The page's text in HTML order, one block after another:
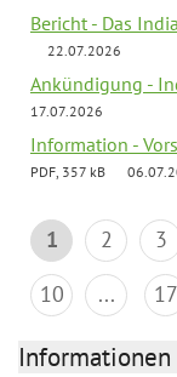
Bericht - Das
22.07.2026
Ankündigung -
17.07.2026
Information -
PDF, 357 kB
1 2 3
10
... 17